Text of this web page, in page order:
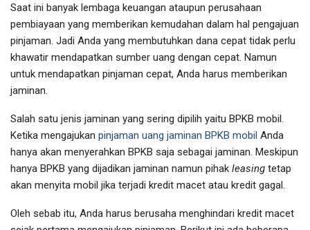
Saat ini banyak lembaga keuangan ataupun perusahaan
pembiayaan yang memberikan kemudahan dalam hal pengajuan
pinjaman. Jadi Anda yang membutuhkan dana cepat tidak perlu
khawatir mendapatkan sumber uang dengan cepat. Namun
untuk mendapatkan pinjaman cepat, Anda harus memberikan
jaminan.
Salah satu jenis jaminan yang sering dipilih yaitu BPKB mobil.
Ketika mengajukan pinjaman uang jaminan BPKB mobil Anda
hanya akan menyerahkan BPKB saja sebagai jaminan. Meskipun
hanya BPKB yang dijadikan jaminan namun pihak leasing tetap
akan menyita mobil jika terjadi kredit macet atau kredit gagal.
Oleh sebab itu, Anda harus berusaha menghindari kredit macet